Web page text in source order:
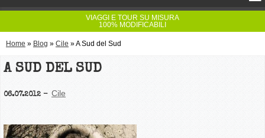
VIAGGI E TOUR SU MISURA
100% MODIFICABILI
Home » Blog » Cile »A Sud del Sud
A SUD DEL SUD
06.07.2012 Cile